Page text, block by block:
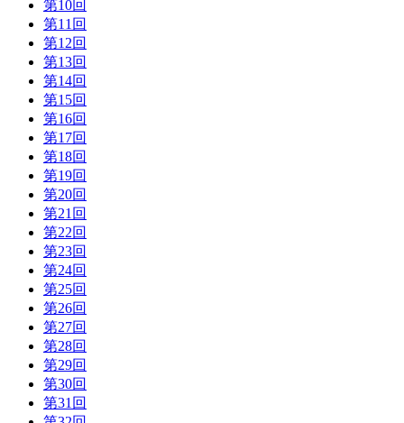
第10回
第11回
第12回
第13回
第14回
第15回
第16回
第17回
第18回
第19回
第20回
第21回
第22回
第23回
第24回
第25回
第26回
第27回
第28回
第29回
第30回
第31回